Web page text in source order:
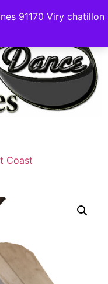
91170 Viry chatillon
Coast